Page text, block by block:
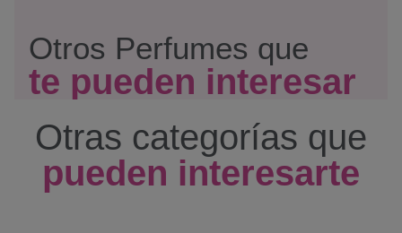
Otros Perfumes que
te pueden interesar
Otras categorías que
pueden interesarte